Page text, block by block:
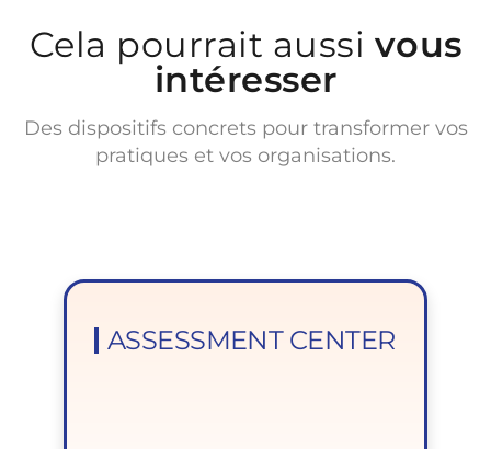
Cela pourrait aussi vous
intéresser
Des dispositifs concrets pour transformer vos
pratiques et vos organisations.
ASSESSMENT CENTER